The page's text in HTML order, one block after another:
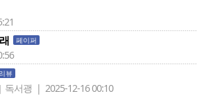
페이퍼
리뷰
독서괭 | 2025-12-16 00:10